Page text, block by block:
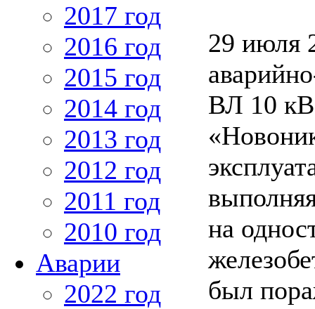
2017 год
2016 год
2015 год
2014 год
2013 год
2012 год
2011 год
2010 год
Аварии
2022 год
29 июля
ВЛ 10
на
был